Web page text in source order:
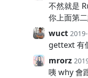
不然就是
你上面第
wuct
gettext 有
mrorz
咦 why 會